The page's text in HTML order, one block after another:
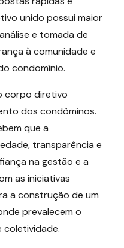
unido possui maior
e tomada de
à comunidade e
condomínio.
diretivo
dos condôminos.
que a
transparência e
na gestão e a
as iniciativas
a construção de um
prevalecem o
coletividade.